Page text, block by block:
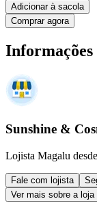
Adicionar à sacola
Comprar agora
Sunshine &
Lojista Magalu
Fale com lojista
Ver mais sobre a loja